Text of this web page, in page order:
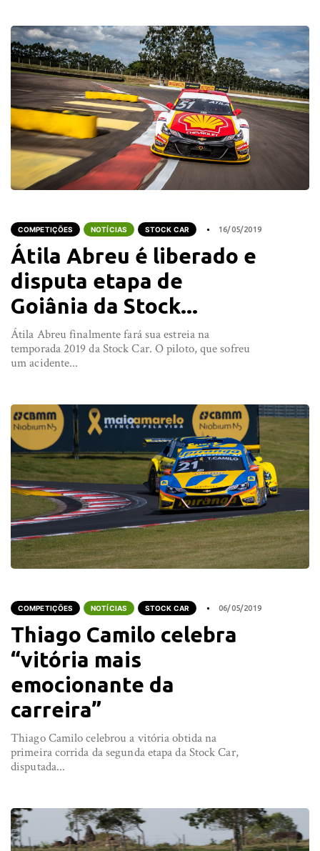
COMPETIÇÕES NOTÍCIAS STOCK CAR 16/05/2019
Átila Abreu é liberado e
disputa etapa de
Goiânia da Stock...
Átila Abreu finalmente fará sua estreia na
temporada 2019 da Stock Car. O piloto, que sofreu
um acidente...
COMPETIÇÕES NOTÍCIAS STOCK CAR 06/05/2019
Thiago Camilo celebra
“vitória mais
emocionante da
carreira”
Thiago Camilo celebrou a vitória obtida na
primeira corrida da segunda etapa da Stock Car,
disputada...